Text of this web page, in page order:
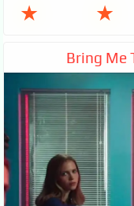
★ ★
Bring Me